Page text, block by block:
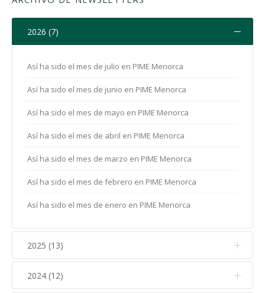
2026 (7)
Así ha sido el mes de julio en PIME Menorca
Así ha sido el mes de junio en PIME Menorca
Así ha sido el mes de mayo en PIME Menorca
Así ha sido el mes de abril en PIME Menorca
Así ha sido el mes de marzo en PIME Menorca
Así ha sido el mes de febrero en PIME Menorca
Así ha sido el mes de enero en PIME Menorca
2025 (13)
Así ha sido el mes de diciembre en PIME Menorca
2024 (12)